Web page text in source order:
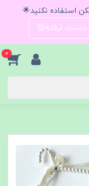
استفاده نکنید🌟
دستت نرفته😍
0